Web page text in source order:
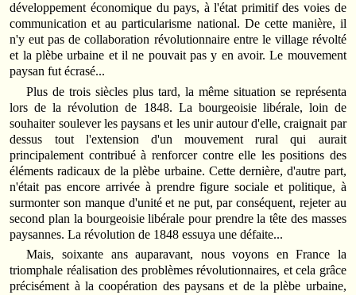
développement économique du pays, à l'état primitif des voies de
communication et au particularisme national. De cette manière, il
n'y eut pas de collaboration révolutionnaire entre le village révolté
et la plèbe urbaine et il ne pouvait pas y en avoir. Le mouvement
paysan fut écrasé...
Plus de trois siècles plus tard, la même situation se représenta
lors de la révolution de 1848. La bourgeoisie libérale, loin de
souhaiter soulever les paysans et les unir autour d'elle, craignait par
dessus tout l'extension d'un mouvement rural qui aurait
principalement contribué à renforcer contre elle les positions des
éléments radicaux de la plèbe urbaine. Cette dernière, d'autre part,
n'était pas encore arrivée à prendre figure sociale et politique, à
surmonter son manque d'unité et ne put, par conséquent, rejeter au
second plan la bourgeoisie libérale pour prendre la tête des masses
paysannes. La révolution de 1848 essuya une défaite...
Mais, soixante ans auparavant, nous voyons en France la
triomphale réalisation des problèmes révolutionnaires, et cela grâce
précisément à la coopération des paysans et de la plèbe urbaine,